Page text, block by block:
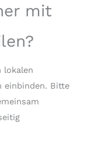
mit
lokalen
einbinden. Bitte